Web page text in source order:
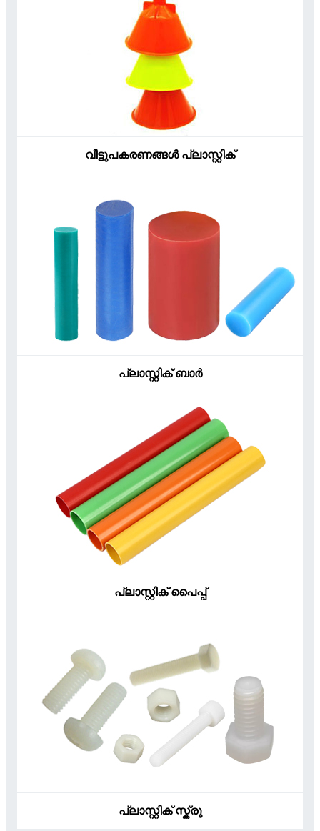
വീട്ടുപകരണങ്ങൾ പ്ലാസ്റ്റിക്
പ്ലാസ്റ്റിക് ബാർ
പ്ലാസ്റ്റിക് പൈപ്പ്
പ്ലാസ്റ്റിക് സ്ക്രൂ